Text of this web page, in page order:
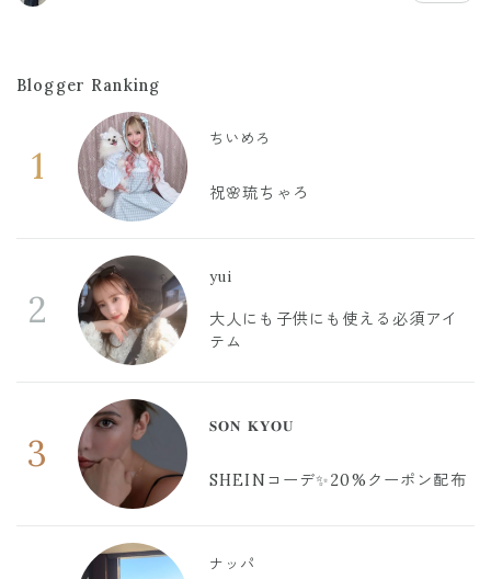
Blogger Ranking
1
ちいめろ
祝🌸琉ちゃろ
2
yui
大人にも子供にも使える必須アイ
テム
3
𝐒𝐎𝐍 𝐊𝐘𝐎𝐔
SHEINコーデ✨20%クーポン配布
ナッパ